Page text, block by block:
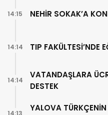
NEHİR SOKAK’A
14:15
TIP FAKÜLTESİ’NDE
14:14
VATANDAŞLARA
DESTEK
14:14
YALOVA TÜRKÇENİN
14:13